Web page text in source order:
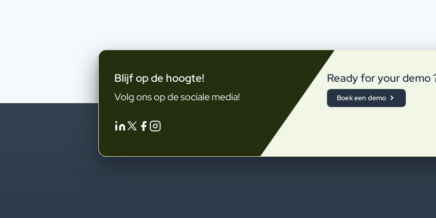
Blijf op de hoogte!
Volg ons op de sociale media!
Ready for your demo
Boek een demo